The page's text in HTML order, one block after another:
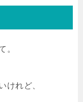
。
けれど、